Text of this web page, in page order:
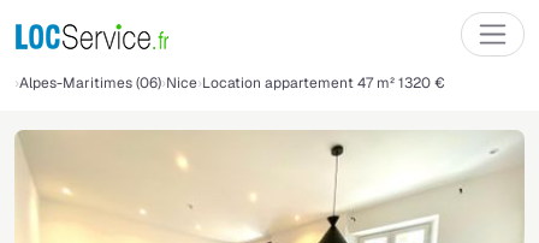
Alpes-Maritimes (06) Nice Location appartement 47 m² 1320 €